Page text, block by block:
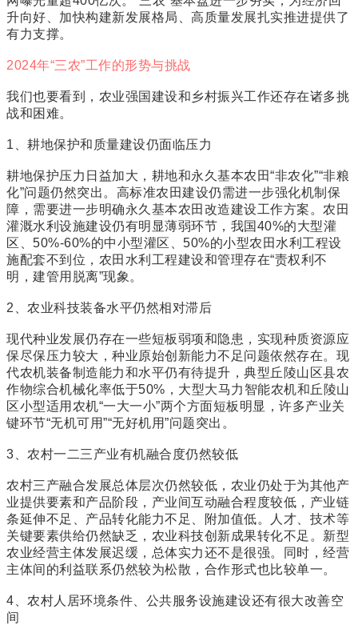
升向好、加快构建新发展格局、高质量发展扎实推进提供了
有力支撑。
2024年“三农”工作的形势与挑战
我们也要看到，农业强国建设和乡村振兴工作还存在诸多挑
战和困难。
1、耕地保护和质量建设仍面临压力
耕地保护压力日益加大，耕地和永久基本农田“非农化”“非粮
化”问题仍然突出。高标准农田建设仍需进一步强化机制保
障，需要进一步明确永久基本农田改造建设工作方案。农田
灌溉水利设施建设仍有明显薄弱环节，我国40%的大型灌
区、50%-60%的中小型灌区、50%的小型农田水利工程设
施配套不到位，农田水利工程建设和管理存在“责权利不
明，建管用脱离”现象。
2、农业科技装备水平仍然相对滞后
现代种业发展仍存在一些短板弱项和隐患，实现种质资源应
保尽保压力较大，种业原始创新能力不足问题依然存在。现
代农机装备制造能力和水平仍有待提升，典型丘陵山区县农
作物综合机械化率低于50%，大型大马力智能农机和丘陵山
区小型适用农机“一大一小”两个方面短板明显，许多产业关
键环节“无机可用”“无好机用”问题突出。
3、农村一二三产业有机融合度仍然较低
农村三产融合发展总体层次仍然较低，农业仍处于为其他产
业提供要素和产品阶段，产业间互动融合程度较低，产业链
条延伸不足、产品转化能力不足、附加值低。人才、技术等
关键要素供给仍然缺乏，农业科技创新成果转化不足。新型
农业经营主体发展迟缓，总体实力还不是很强。同时，经营
主体间的利益联系仍然较为松散，合作形式也比较单一。
4、农村人居环境条件、公共服务设施建设还有很大改善空
间